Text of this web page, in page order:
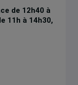
de 12h40 à
11h à 14h30,